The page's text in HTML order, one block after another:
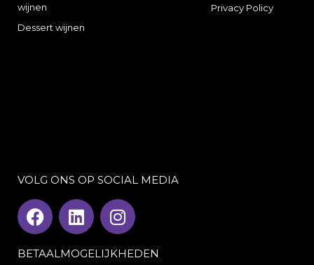
wijnen
Dessert wijnen
Privacy Policy
VOLG ONS OP SOCIAL MEDIA
F
a
e
L
i
k
I
n
t
BETAALMOGELIJKHEDEN